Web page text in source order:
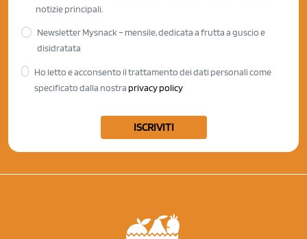
notizie principali.
Newsletter Mysnack – mensile, dedicata a frutta a guscio e
disidratata
Ho letto e acconsento il trattamento dei dati personali come
specificato dalla nostra privacy policy
ISCRIVITI